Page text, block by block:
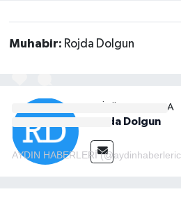
Muhabir: Rojda Dolgun
EDITÖR HAKKINDA
Rojda Dolgun
ÖZEL HABER
ŞİRKET HABERLERİ
SİYASET